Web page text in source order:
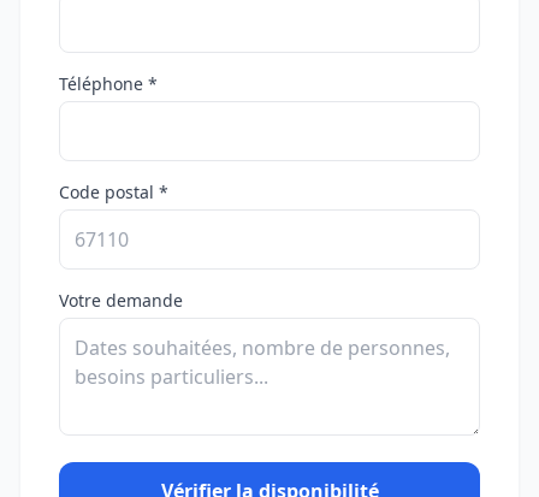
Téléphone *
Code postal *
Votre demande
Vérifier la disponibilité